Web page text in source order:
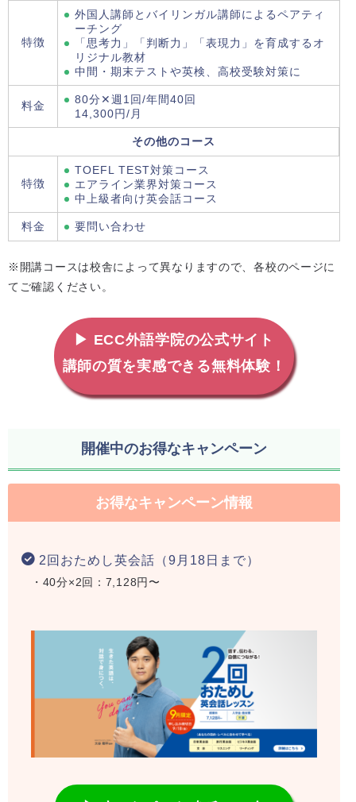
特徴
外国人講師とバイリンガル講師によるペアティ
ーチング
「思考力」「判断力」「表現力」を育成するオ
リジナル教材
中間・期末テストや英検、高校受験対策に
料金
80分✕週1回/年間40回
14,300円/月
その他のコース
特徴
TOEFL TEST対策コース
エアライン業界対策コース
中上級者向け英会話コース
料金 要問い合わせ
※開講コースは校舎によって異なりますので、各校のページに
てご確認ください。
▶ ECC外語学院の公式サイト
講師の質を実感できる無料体験！
開催中のお得なキャンペーン
お得なキャンペーン情報
2回おためし英会話（9月18日まで）
・40分×2回：7,128円〜